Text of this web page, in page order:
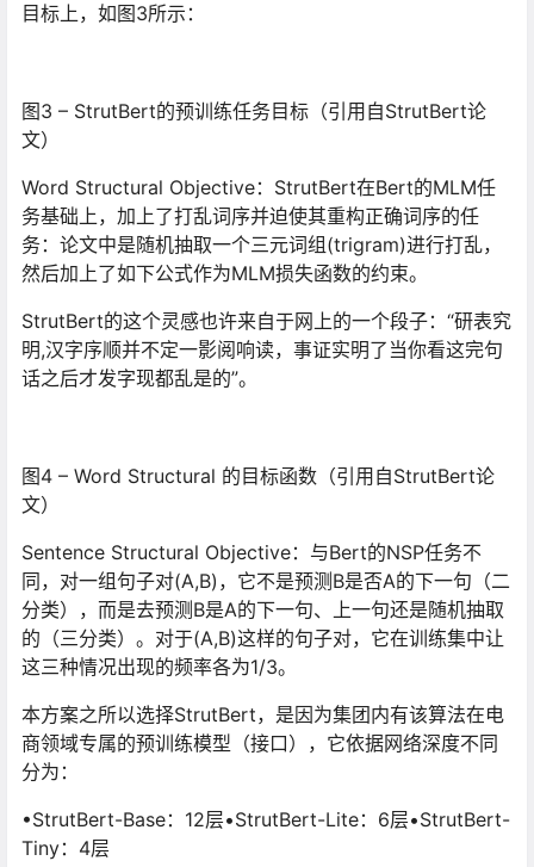
目标上，如图3所示：
图3 – StrutBert的预训练任务目标（引用自StrutBert论
文）
Word Structural Objective：StrutBert在Bert的MLM任
务基础上，加上了打乱词序并迫使其重构正确词序的任
务：论文中是随机抽取一个三元词组(trigram)进行打乱，
然后加上了如下公式作为MLM损失函数的约束。
StrutBert的这个灵感也许来自于网上的一个段子：“研表究
明,汉字序顺并不定一影阅响读，事证实明了当你看这完句
话之后才发字现都乱是的”。
图4 – Word Structural 的目标函数（引用自StrutBert论
文）
Sentence Structural Objective：与Bert的NSP任务不
同，对一组句子对(A,B)，它不是预测B是否A的下一句（二
分类），而是去预测B是A的下一句、上一句还是随机抽取
的（三分类）。对于(A,B)这样的句子对，它在训练集中让
这三种情况出现的频率各为1/3。
本方案之所以选择StrutBert，是因为集团内有该算法在电
商领域专属的预训练模型（接口），它依据网络深度不同
分为：
•StrutBert-Base：12层•StrutBert-Lite：6层•StrutBert-
Tiny：4层